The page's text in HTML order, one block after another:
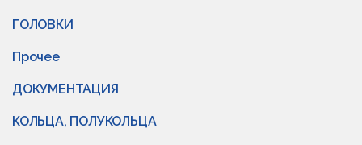
ГОЛОВКИ
Прочее
ДОКУМЕНТАЦИЯ
КОЛЬЦА, ПОЛУКОЛЬЦА